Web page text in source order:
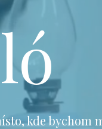
kde bychom